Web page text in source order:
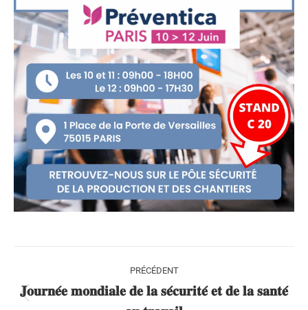
PRÉCÉDENT
Article
𝐉𝐨𝐮𝐫𝐧𝐞́𝐞 𝐦𝐨𝐧𝐝𝐢𝐚𝐥𝐞 𝐝𝐞 𝐥𝐚 𝐬𝐞́𝐜𝐮𝐫𝐢𝐭𝐞́ 𝐞𝐭 𝐝𝐞 𝐥𝐚 𝐬𝐚𝐧𝐭𝐞́